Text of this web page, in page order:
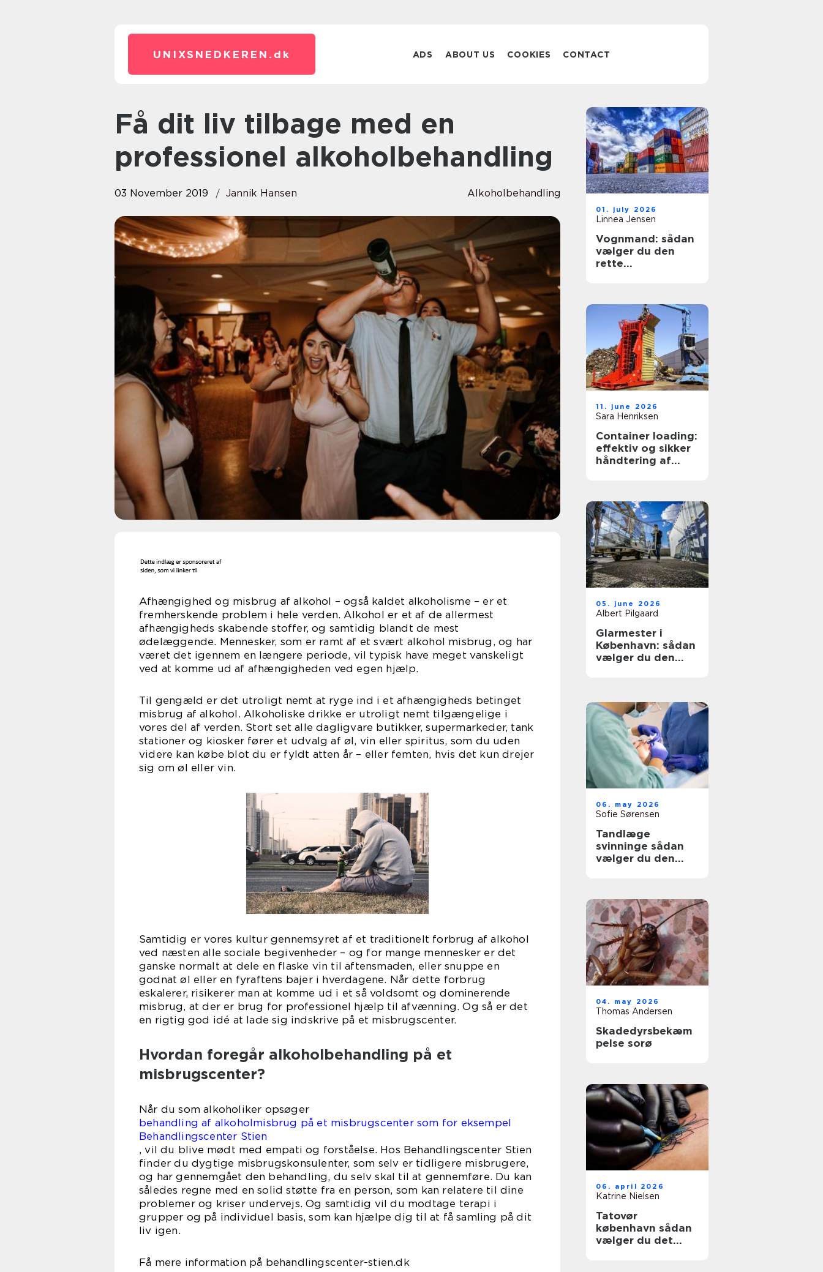
UNIXSNEDKEREN. dk ADS ABOUT US COOKIES CONTACT
Få dit liv tilbage med en
professionel alkoholbehandling
03 November 2019 Jannik Hansen Alkoholbehandling
Afhængighed og misbrug af alkohol – også kaldet alkoholisme – er et
fremherskende problem i hele verden. Alkohol er et af de allermest
afhængigheds skabende stoffer, og samtidig blandt de mest
ødelæggende. Mennesker, som er ramt af et svært alkohol misbrug, og har
været det igennem en længere periode, vil typisk have meget vanskeligt
ved at komme ud af afhængigheden ved egen hjælp.
Til gengæld er det utroligt nemt at ryge ind i et afhængigheds betinget
misbrug af alkohol. Alkoholiske drikke er utroligt nemt tilgængelige i
vores del af verden. Stort set alle dagligvare butikker, supermarkeder, tank
stationer og kiosker fører et udvalg af øl, vin eller spiritus, som du uden
videre kan købe blot du er fyldt atten år – eller femten, hvis det kun drejer
sig om øl eller vin.
Samtidig er vores kultur gennemsyret af et traditionelt forbrug af alkohol
ved næsten alle sociale begivenheder – og for mange mennesker er det
ganske normalt at dele en flaske vin til aftensmaden, eller snuppe en
godnat øl eller en fyraftens bajer i hverdagene. Når dette forbrug
eskalerer, risikerer man at komme ud i et så voldsomt og dominerende
misbrug, at der er brug for professionel hjælp til afvænning. Og så er det
en rigtig god idé at lade sig indskrive på et misbrugscenter.
Hvordan foregår alkoholbehandling på et
misbrugscenter?
Når du som alkoholiker opsøger
behandling af alkoholmisbrug på et misbrugscenter som for eksempel
Behandlingscenter Stien
, vil du blive mødt med empati og forståelse. Hos Behandlingscenter Stien
finder du dygtige misbrugskonsulenter, som selv er tidligere misbrugere,
og har gennemgået den behandling, du selv skal til at gennemføre. Du kan
således regne med en solid støtte fra en person, som kan relatere til dine
problemer og kriser undervejs. Og samtidig vil du modtage terapi i
grupper og på individuel basis, som kan hjælpe dig til at få samling på dit
liv igen.
Få mere information på behandlingscenter-stien.dk
01. july 2026
Linnea Jensen
Vognmand: sådan
vælger du den
rette
11. june 2026
Sara Henriksen
Container loading:
effektiv og sikker
håndtering af
05. june 2026
Albert Pilgaard
Glarmester i
København: sådan
vælger du den
06. may 2026
Sofie Sørensen
Tandlæge
svinninge sådan
vælger du den
04. may 2026
Thomas Andersen
Skadedyrsbekæm
pelse sorø
06. april 2026
Katrine Nielsen
Tatovør
københavn sådan
vælger du det